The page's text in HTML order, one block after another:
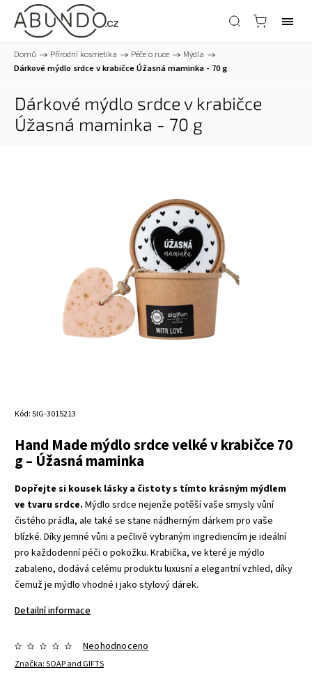
Domů / Přírodní kosmetika / Péče o ruce / Mýdla /
Dárkové mýdlo srdce v krabičce Úžasná maminka - 70 g
Dárkové mýdlo srdce v krabičce
Úžasná maminka - 70 g
Kód:SIG-3015213
Hand Made mýdlo srdce velké v krabičce 70
g – Úžasná maminka
Dopřejte si kousek lásky a čistoty s tímto krásným mýdlem
ve tvaru srdce. Mýdlo srdce nejenže potěší vaše smysly vůní
čistého prádla, ale také se stane nádherným dárkem pro vaše
blízké. Díky jemné vůni a pečlivě vybraným ingrediencím je ideální
pro každodenní péči o pokožku. Krabička, ve které je mýdlo
zabaleno, dodává celému produktu luxusní a elegantní vzhled, díky
čemuž je mýdlo vhodné i jako stylový dárek.
Detailní informace
Značka:SOAP and GIFTS
Neohodnoceno